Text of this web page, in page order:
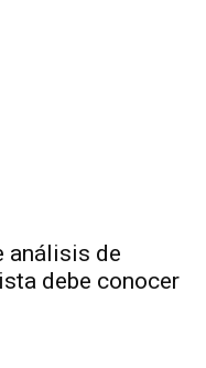
análisis de
debe conocer